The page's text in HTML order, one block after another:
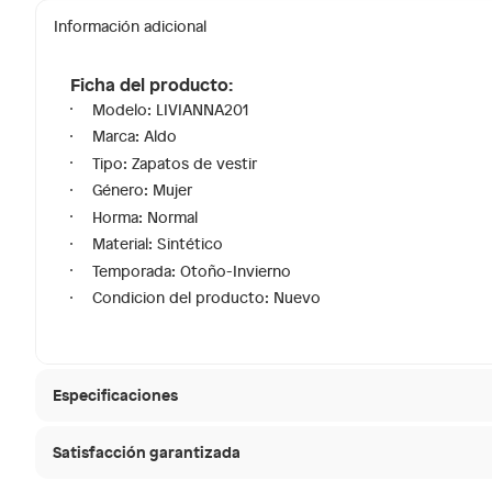
Información adicional
Ficha del producto:
Modelo: LIVIANNA201
Marca: Aldo
Tipo: Zapatos de vestir
Género: Mujer
Horma: Normal
Material: Sintético
Temporada: Otoño-Invierno
Condicion del producto: Nuevo
Especificaciones
Modelo
Satisfacción garantizada